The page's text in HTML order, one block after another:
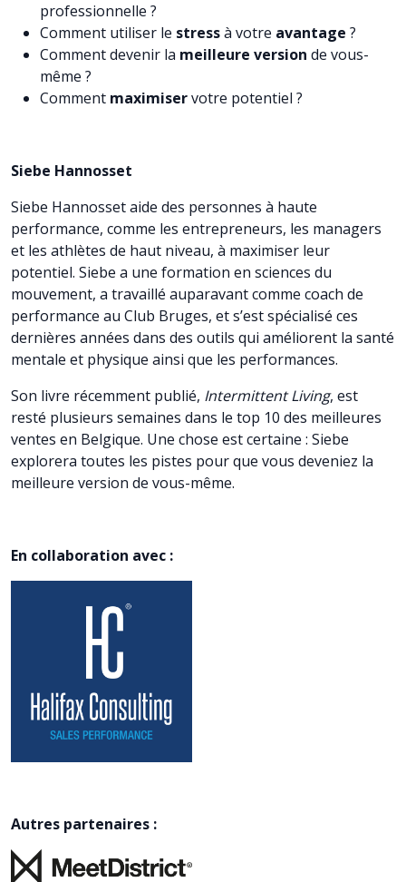
professionnelle ?
Comment utiliser le stressà votre avantage ?
Comment devenir la meilleure version de vous-
même ?
Comment maximiservotre potentiel ?
Siebe Hannosset
Siebe Hannosset aide des personnes à haute
performance, comme les entrepreneurs, les managers
et les athlètes de haut niveau, à maximiser leur
potentiel. Siebe a une formation en sciences du
mouvement, a travaillé auparavant comme coach de
performance au Club Bruges, et s’est spécialisé ces
dernières années dans des outils qui améliorent la santé
mentale et physique ainsi que les performances.
Son livre récemment publié, Intermittent Living, est
resté plusieurs semaines dans le top 10 des meilleures
ventes en Belgique. Une chose est certaine : Siebe
explorera toutes les pistes pour que vous deveniez la
meilleure version de vous-même.
En collaboration avec :
Autres partenaires :